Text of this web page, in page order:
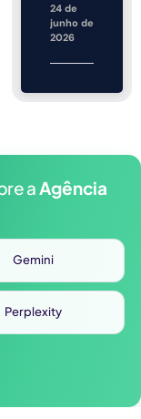
24 de
junho de
2026
aAgência
Gemini
Perplexity